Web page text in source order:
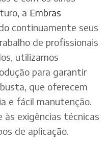
a Embras
continuamente seus
de profissionais
utilizamos
para garantir
que oferecem
e fácil manutenção.
exigências técnicas
de aplicação.